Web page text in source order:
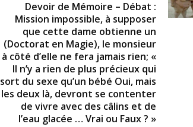
Devoir de Mémoire – Débat :
Mission impossible, à supposer
que cette dame obtienne un
(Doctorat en Magie), le monsieur
à côté d’elle ne fera jamais rien; «
Il n’y a rien de plus précieux qui
sort du sexe qu’un bébé Oui, mais
les deux là, devront se contenter
de vivre avec des câlins et de
l’eau glacée … Vrai ou Faux ? »